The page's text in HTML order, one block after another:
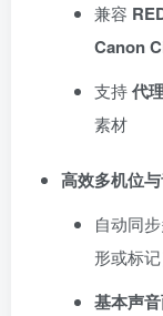
兼容
Canon
支持代
素材
高效多机位
自动同
形或标记
基本声